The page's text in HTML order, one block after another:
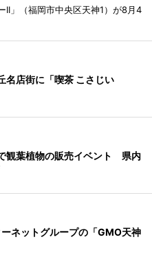
II」（福岡市中央区天神1）が8月4
名店街に「喫茶 こさじい
観葉植物の販売イベント 県内
ネットグループの「GMO天神